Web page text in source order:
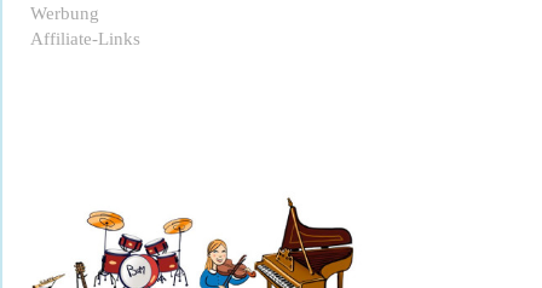
Werbung
Affiliate-Links